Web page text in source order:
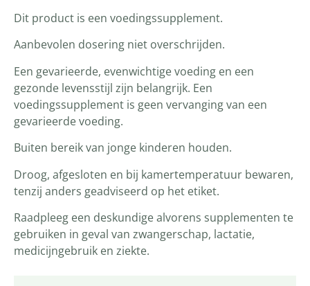
Dit product is een voedingssupplement.
Aanbevolen dosering niet overschrijden.
Een gevarieerde, evenwichtige voeding en een
gezonde levensstijl zijn belangrijk. Een
voedingssupplement is geen vervanging van een
gevarieerde voeding.
Buiten bereik van jonge kinderen houden.
Droog, afgesloten en bij kamertemperatuur bewaren,
tenzij anders geadviseerd op het etiket.
Raadpleeg een deskundige alvorens supplementen te
gebruiken in geval van zwangerschap, lactatie,
medicijngebruik en ziekte.